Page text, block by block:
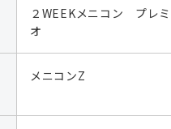
２WEEKメニコン プレミ
オ
メニコンZ